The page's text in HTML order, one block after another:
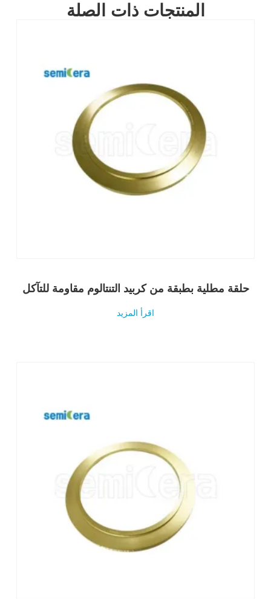
المنتجات ذات الصلة
حلقة مطلية بطبقة من كربيد التنتالوم مقاومة للتآكل
اقرأ المزيد